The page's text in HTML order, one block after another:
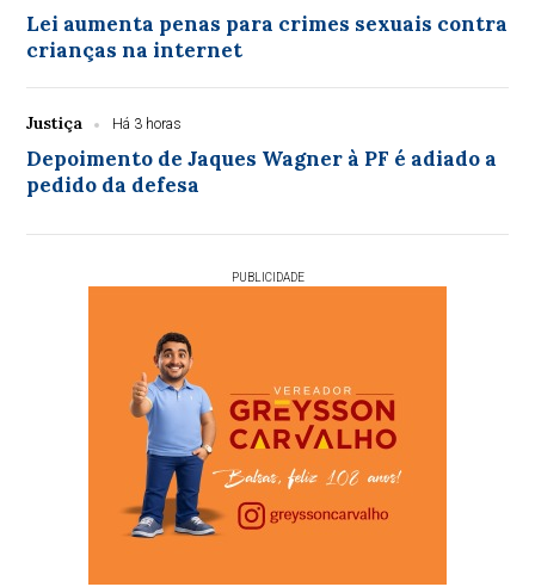
Lei aumenta penas para crimes sexuais contra
crianças na internet
Justiça Há 3 horas
Depoimento de Jaques Wagner à PF é adiado a
pedido da defesa
PUBLICIDADE